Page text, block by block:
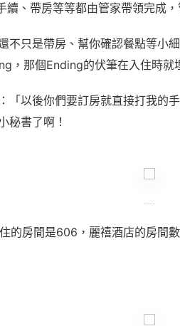
續、帶房等等都由管家帶領完成
不只是帶房、幫你確認餐點等小
，那個Ending的伏筆在入住時就
「以後你們要訂房就直接打我的
秘書了啊！
的房間是606，麗禧酒店的房間